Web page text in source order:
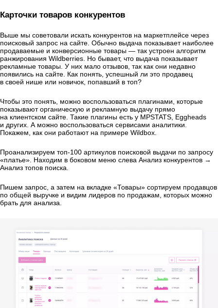
Карточки товаров конкурентов
Выше мы советовали искать конкурентов на маркетплейсе через
поисковый запрос на сайте. Обычно выдача показывает наиболее
продаваемые и конверсионные товары — так устроен алгоритм
ранжирования Wildberries. Но бывает, что выдача показывает
рекламные товары. У них мало отзывов, так как они недавно
появились на сайте. Как понять, успешный ли это продавец
в своей нише или новичок, попавший в топ?
Чтобы это понять, можно воспользоваться плагинами, которые
показывают органическую и рекламную выдачу прямо
на клиентском сайте. Такие плагины есть у MPSTATS, Eggheads
и других. А можно воспользоваться сервисами аналитики.
Покажем, как они работают на примере Wildbox.
Проанализируем топ-100 артикулов поисковой выдачи по запросу
«платье». Находим в боковом меню слева Анализ конкурентов →
Анализ топов поиска.
Пишем запрос, а затем на вкладке «Товары» сортируем продавцов
по общей выручке и видим лидеров по продажам, которых можно
брать для анализа.